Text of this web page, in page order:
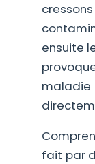
ensuite
fait par